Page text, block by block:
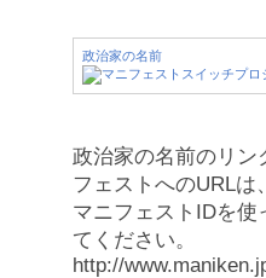
政治家の名前
政治家の名前のリン
フェストへのURLは、
マニフェストIDを使
てください。
http://